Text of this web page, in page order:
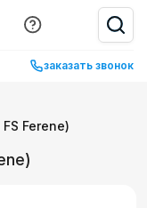
заказать звонок
Ferene)